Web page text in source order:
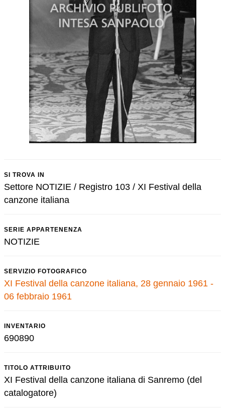
SI TROVA IN
Settore NOTIZIE / Registro 103 / XI Festival della
canzone italiana
SERIE APPARTENENZA
NOTIZIE
SERVIZIO FOTOGRAFICO
XI Festival della canzone italiana, 28 gennaio 1961 -
06 febbraio 1961
INVENTARIO
690890
TITOLO ATTRIBUITO
XI Festival della canzone italiana di Sanremo (del
catalogatore)